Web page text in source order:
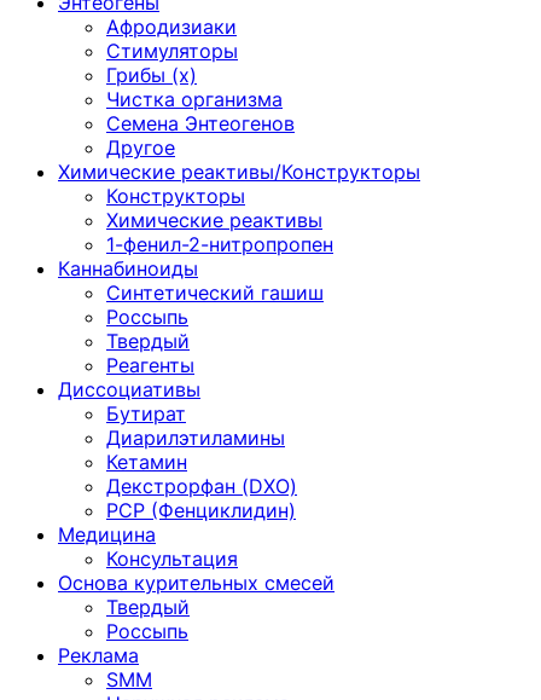
Афродизиаки
Стимуляторы
Грибы (х)
Чистка организма
Семена Энтеогенов
Другое
Химические реактивы/Конструкторы
Конструкторы
Химические реактивы
1-фенил-2-нитропропен
Каннабиноиды
Синтетический гашиш
Россыпь
Твердый
Реагенты
Диссоциативы
Бутират
Диарилэтиламины
Кетамин
Декстрорфан (DXO)
PCP (Фенциклидин)
Медицина
Консультация
Основа курительных смесей
Твердый
Россыпь
Реклама
SMM